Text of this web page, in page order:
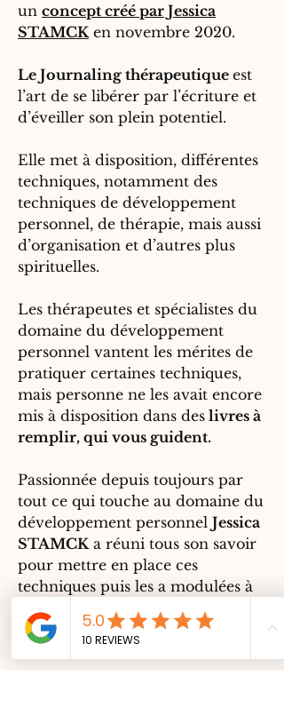
un concept créé par Jessica
STAMCKen novembre 2020.
Le Journaling thérapeutique est
l’art de se libérer par l’écriture et
d’éveiller son plein potentiel.
Elle met à disposition, différentes
techniques, notamment des
techniques de développement
personnel, de thérapie, mais aussi
d’organisation et d’autres plus
spirituelles.
Les thérapeutes et spécialistes du
domaine du développement
personnel vantent les mérites de
pratiquer certaines techniques,
mais personne ne les avait encore
mis à disposition dans des livres à
remplir, qui vous guident.
Passionnée depuis toujours par
tout ce qui touche au domaine du
développement personnel Jessica
STAMCKa réuni tous son savoir
pour mettre en place ces
techniques puis les a modulées à
sa façon en mêlant
neurosciences, psychologie et